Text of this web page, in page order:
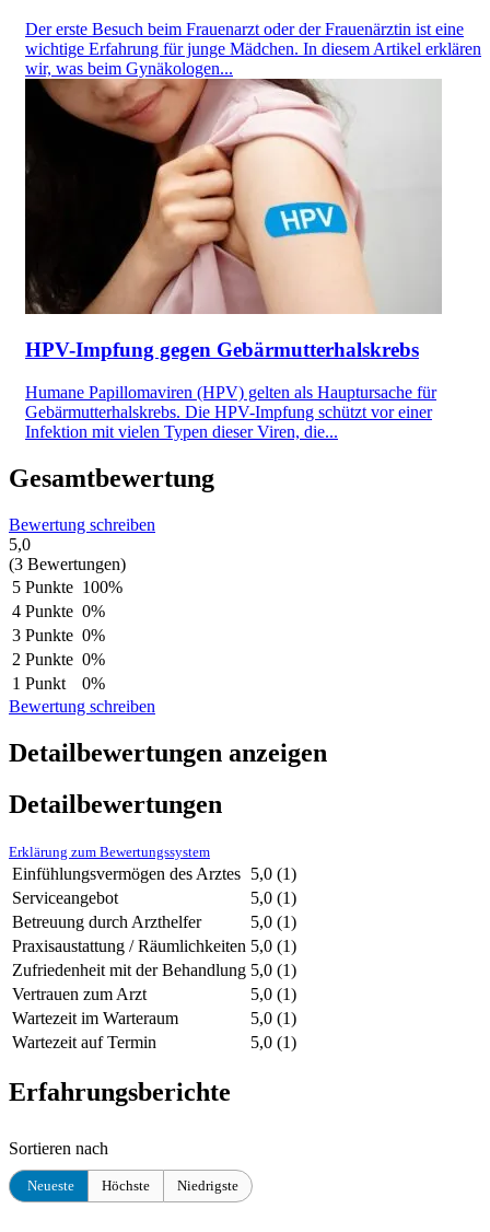
Der erste Besuch beim Frauenarzt oder der Frauenärztin ist eine
wichtige Erfahrung für junge Mädchen. In diesem Artikel erklären
wir, was beim Gynäkologen...
HPV-Impfung gegen Gebärmutterhalskrebs
Humane Papillomaviren (HPV) gelten als Hauptursache für
Gebärmutterhalskrebs. Die HPV-Impfung schützt vor einer
Infektion mit vielen Typen dieser Viren, die...
Gesamtbewertung
Bewertung schreiben
5,0
(3 Bewertungen)
5 Punkte 100%
4 Punkte 0%
3 Punkte 0%
2 Punkte 0%
1 Punkt
0%
Bewertung schreiben
Detailbewertungen anzeigen
Detailbewertungen
Erklärung zum Bewertungssystem
Einfühlungsvermögen des Arztes 5,0 (1)
Serviceangebot
5,0 (1)
Betreuung durch Arzthelfer
5,0 (1)
Praxisaustattung / Räumlichkeiten 5,0 (1)
Zufriedenheit mit der Behandlung 5,0 (1)
Vertrauen zum Arzt
5,0 (1)
Wartezeit im Warteraum
5,0 (1)
Wartezeit auf Termin
5,0 (1)
Erfahrungsberichte
Sortieren nach
Neueste Höchste Niedrigste